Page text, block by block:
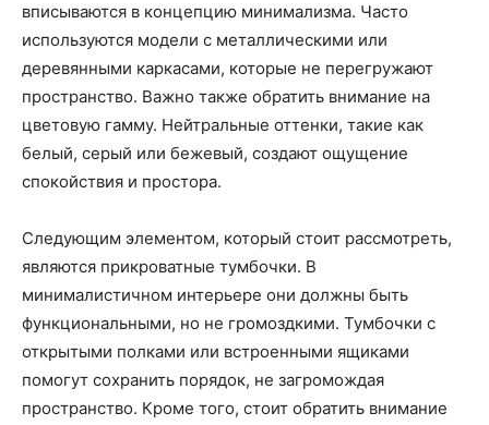
вписываются в концепцию минимализма. Часто
используются модели с металлическими или
деревянными каркасами, которые не перегружают
пространство. Важно также обратить внимание на
цветовую гамму. Нейтральные оттенки, такие как
белый, серый или бежевый, создают ощущение
спокойствия и простора.
Следующим элементом, который стоит рассмотреть,
являются прикроватные тумбочки. В
минималистичном интерьере они должны быть
функциональными, но не громоздкими. Тумбочки с
открытыми полками или встроенными ящиками
помогут сохранить порядок, не загромождая
пространство. Кроме того, стоит обратить внимание